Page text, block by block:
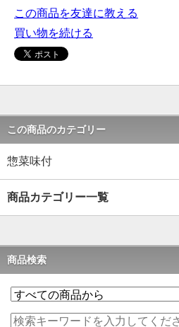
この商品を友達に教える
買い物を続ける
この商品のカテゴリー
惣菜味付
商品カテゴリー一覧
商品検索